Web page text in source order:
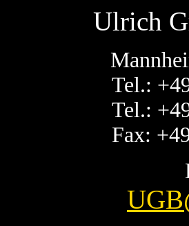
Ulrich
Tel.:
Tel.:
Fax: